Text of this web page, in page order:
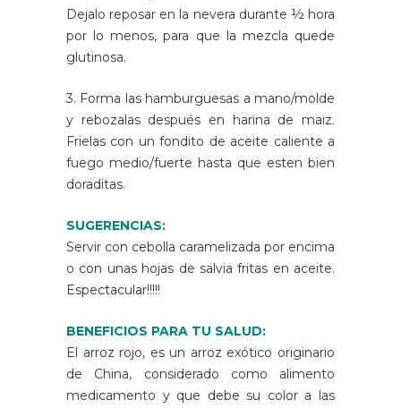
Dejalo reposar en la nevera durante ½ hora
por lo menos, para que la mezcla quede
glutinosa.
3. Forma las hamburguesas a mano/molde
y rebozalas después en harina de maiz.
Frielas con un fondito de aceite caliente a
fuego medio/fuerte hasta que esten bien
doraditas.
SUGERENCIAS:
Servir con cebolla caramelizada por encima
o con unas hojas de salvia fritas en aceite.
Espectacular!!!!!
BENEFICIOS PARA TU SALUD:
El arroz rojo, es un arroz exótico originario
de China, considerado como alimento
medicamento y que debe su color a las